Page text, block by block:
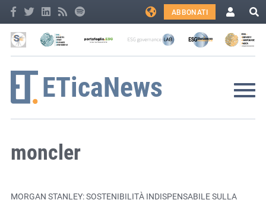
ABBONATI
moncler
MORGAN STANLEY: SOSTENIBILITÀ INDISPENSABILE SULLA